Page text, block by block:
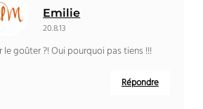
Emilie
20.8.13
le goûter ?! Oui pourquoi pas tiens !!!
Répondre